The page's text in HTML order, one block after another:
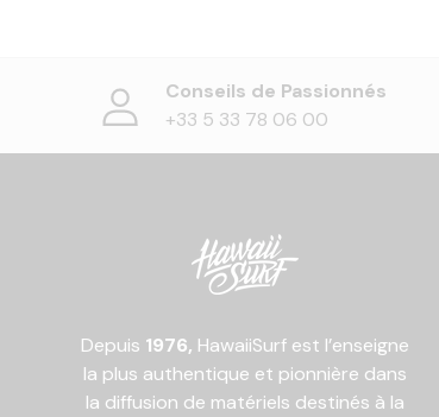
Conseils de Passionnés
+33 5 33 78 06 00
Depuis 1976, HawaiiSurf est l’enseigne
la plus authentique et pionnière dans
la diffusion de matériels destinés à la